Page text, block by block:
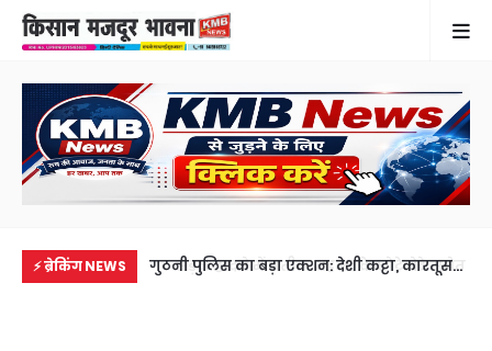
⚡ ब्रेकिंग NEWS
छोटे बेटे समेत 2
गुठनी पुलिस का बड़ा एक्शन: देशी कट्टा, कारतूस